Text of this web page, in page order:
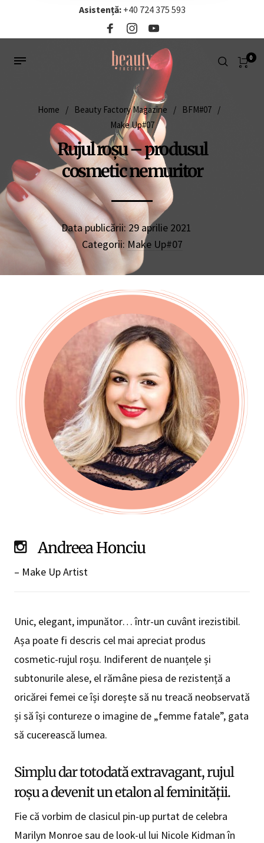
Asistență: +40 724 375 593‬
0
Home / Beauty Factory Magazine / BFM#07 /
Make Up#07
Rujul roșu – produsul
cosmetic nemuritor
Data publicării: 29 aprilie 2021
Categorii: Make Up#07
Andreea Honciu
– Make UpArtist
Unic, elegant, impunător… într-un cuvânt irezistibil.
Așa poate fi descris cel mai apreciat produs
cosmetic-rujul roșu. Indiferent de nuanțele și
subtonurile alese, el rămâne piesa de rezistență a
oricărei femei ce își dorește să nu treacă neobservată
și să își contureze o imagine de „femme fatale”, gata
să cucerească lumea.
Simplu dar totodată extravagant, rujul
roșu a devenit un etalon al feminității.
Fie că vorbim de clasicul pin-up purtat de celebra
Marilyn Monroe sau de look-ul lui Nicole Kidman în